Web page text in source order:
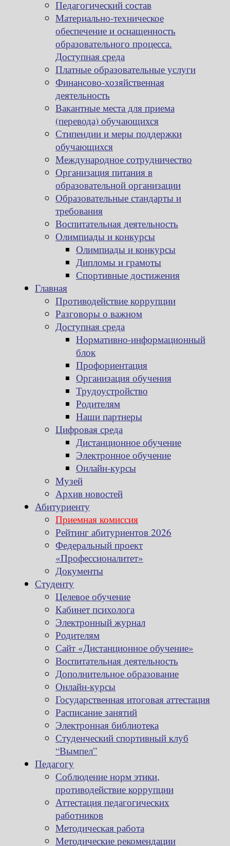
Педагогический состав
Материально-техническое
обеспечение и оснащенность
образовательного процесса.
Доступная среда
Платные образовательные услуги
Финансово-хозяйственная
деятельность
Вакантные места для приема
(перевода) обучающихся
Стипендии и меры поддержки
обучающихся
Международное сотрудничество
Организация питания в
образовательной организации
Образовательные стандарты и
требования
Воспитательная деятельность
Олимпиады и конкурсы
Олимпиады и конкурсы
Дипломы и грамоты
Спортивные достижения
Главная
Противодействие коррупции
Разговоры о важном
Доступная среда
Нормативно-информационный
блок
Профориентация
Организация обучения
Трудоустройство
Родителям
Наши партнеры
Цифровая среда
Дистанционное обучение
Электронное обучение
Онлайн-курсы
Музей
Архив новостей
Абитуриенту
Приемная комиссия
Рейтинг абитуриентов 2026
Федеральный проект
«Профессионалитет»
Документы
Студенту
Целевое обучение
Кабинет психолога
Электронный журнал
Родителям
Сайт «Дистанционное обучение»
Воспитательная деятельность
Дополнительное образование
Онлайн-курсы
Государственная итоговая аттестация
Расписание занятий
Электронная библиотека
Студенческий спортивный клуб
“Вымпел”
Педагогу
Соблюдение норм этики,
противодействие коррупции
Аттестация педагогических
работников
Методическая работа
Методические рекомендации